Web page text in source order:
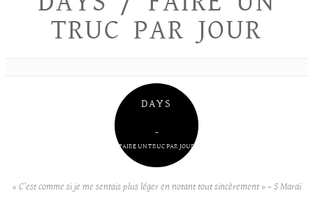
TRUC PAR JOUR
DAYS
–
FAIRE UN TRUC PAR JOUR
« C’est comme si je me sentais plus léger en notant tout sincèrement » – S Maraï